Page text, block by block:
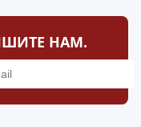
НАМ.